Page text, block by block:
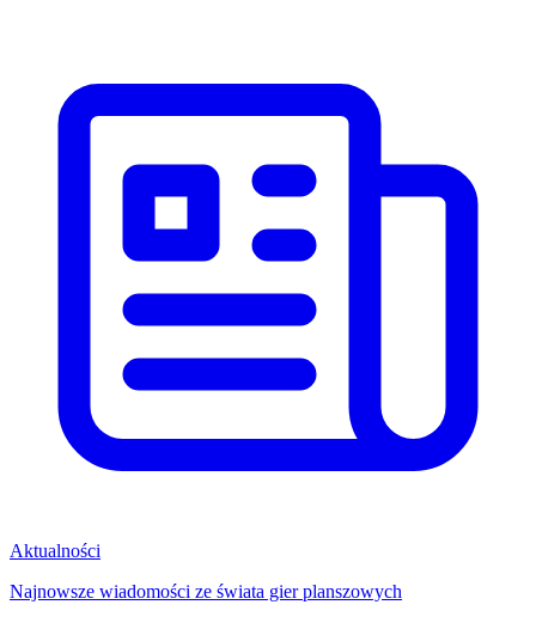
Aktualności
Najnowsze wiadomości ze świata gier planszowych